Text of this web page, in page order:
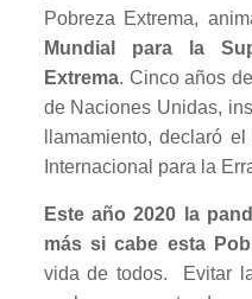
Pobreza Extrema,
Mundial para la
Extrema. Cinco años
de Naciones Unidas,
llamamiento, declaró
Internacional para la
Este año 2020 la
más si cabe esta
vida de todos. Evitar